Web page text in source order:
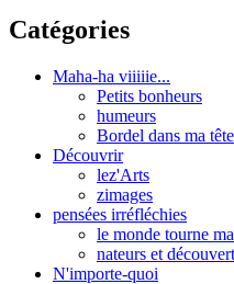
Catégories
Maha-ha viiiiie...
Petits bonheurs
humeurs
Bordel dans ma tête
Découvrir
lez'Arts
zimages
pensées irréfléchies
le monde tourne
nateurs et
N'importe-quoi